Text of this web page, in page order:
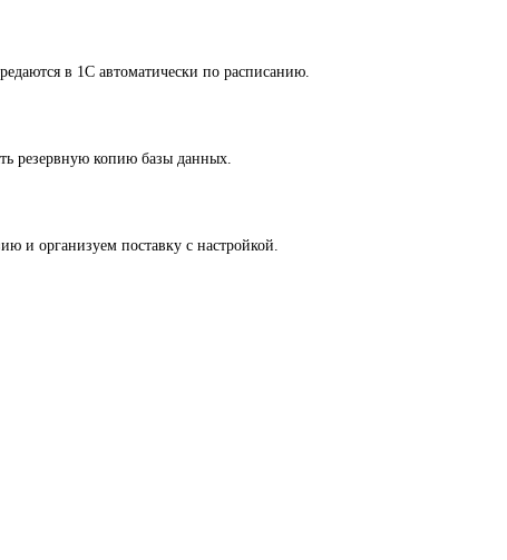
в 1С автоматически по расписанию.
резервную копию базы данных.
и организуем поставку с настройкой.